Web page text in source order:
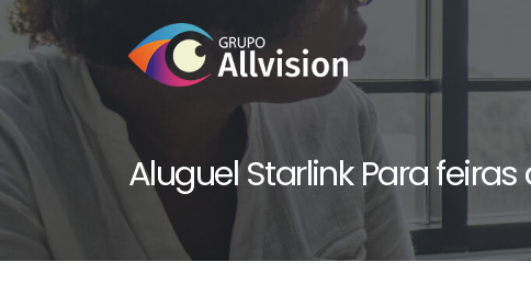
Aluguel Starlink Para